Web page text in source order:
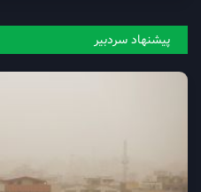
پیشنهاد سردبیر